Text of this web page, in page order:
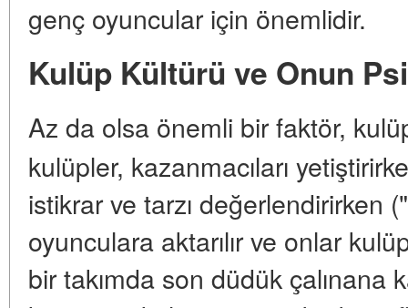
genç oyuncular için önemlidir.
Kulüp Kültürü ve Onun
Az da olsa önemli bir faktör,
kulüpler, kazanmacıları
istikrar ve tarzı değerlendirirken
oyunculara aktarılır ve onlar
bir takımda son düdük çalınana